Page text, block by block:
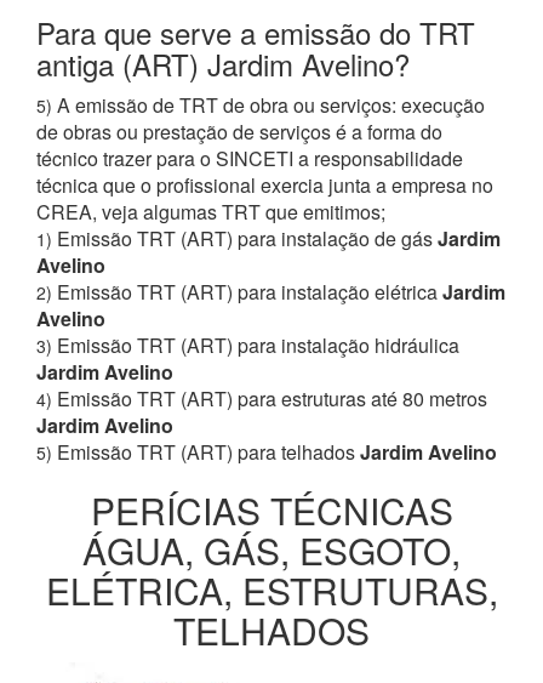
Para que serve a emissão do TRT
antiga (ART) Jardim Avelino?
5) A emissão de TRT de obra ou serviços: execução
de obras ou prestação de serviços é a forma do
técnico trazer para o SINCETI a responsabilidade
técnica que o profissional exercia junta a empresa no
CREA, veja algumas TRT que emitimos;
1) Emissão TRT (ART) para instalação de gásJardim
Avelino
2) Emissão TRT (ART) para instalação elétricaJardim
Avelino
3) Emissão TRT (ART) para instalação hidráulica
Jardim Avelino
4) Emissão TRT (ART) para estruturas até 80 metros
Jardim Avelino
5) Emissão TRT (ART) para telhadosJardim Avelino
PERÍCIAS TÉCNICAS
ÁGUA, GÁS, ESGOTO,
ELÉTRICA, ESTRUTURAS,
TELHADOS